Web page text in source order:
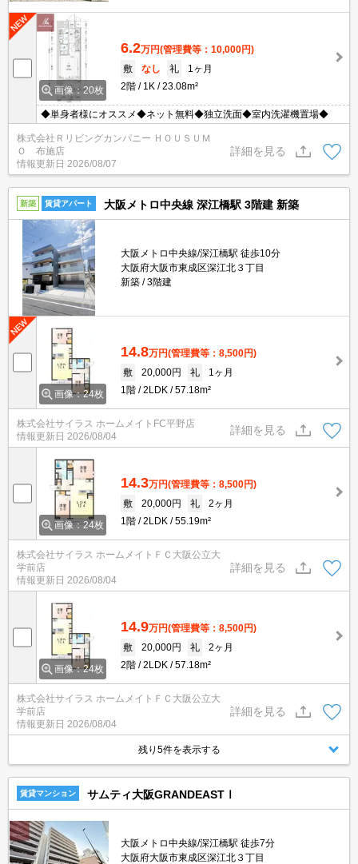
画像：20枚
6.2万円(管理費等：10,000円)
敷
なし 礼
1ヶ月
2階
1K 23.08m²
◆単身者様にオススメ◆ネット無料◆独立洗面◆室内洗濯機置場◆
株式会社Ｒリビングカンパニー ＨＯＵＳＵＭ
Ｏ 布施店
情報更新日 2026/08/07
詳細を見る
新築 賃貸アパート 大阪メトロ中央線 深江橋駅 3階建 新築
大阪メトロ中央線/深江橋駅 徒歩10分
大阪府大阪市東成区深江北３丁目
新築
3階建
画像：24枚
14.8万円(管理費等：8,500円)
敷
20,000円 礼
1ヶ月
1階
2LDK 57.18m²
株式会社サイラス ホームメイトFC平野店
情報更新日 2026/08/04
詳細を見る
画像：24枚
14.3万円(管理費等：8,500円)
敷
20,000円 礼
2ヶ月
1階
2LDK 55.19m²
株式会社サイラス ホームメイトＦＣ大阪公立大
学前店
情報更新日 2026/08/04
詳細を見る
画像：24枚
14.9万円(管理費等：8,500円)
敷
20,000円 礼
2ヶ月
2階
2LDK 57.18m²
株式会社サイラス ホームメイトＦＣ大阪公立大
学前店
情報更新日 2026/08/04
詳細を見る
残り5件を表示する
賃貸マンション サムティ大阪GRANDEASTⅠ
大阪メトロ中央線/深江橋駅 徒歩7分
大阪府大阪市東成区深江北３丁目